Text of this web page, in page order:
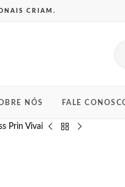
NÓS FALE
Prin Vivai